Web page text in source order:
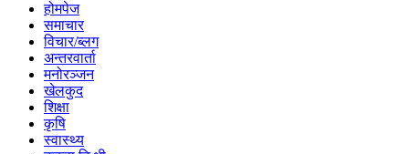
होमपेज
समाचार
विचार/ब्लग
अन्तरवार्ता
मनोरञ्जन
खेलकुद
शिक्षा
कृषि
स्वास्थ्य